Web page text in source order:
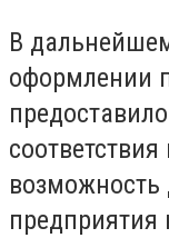
В
оформлении
предприятия